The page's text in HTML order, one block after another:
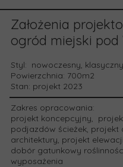
Założenia
ogród miejski pod
Styl: nowoczesny, klasyczny
Powierzchnia: 700m2
Stan: projekt 2023
Zakres opracowania:
projekt koncepcyjny,
podjazdów ścieżek, projekt
architektury, projekt elewacji
dobór gatunkowy
wyposażenia